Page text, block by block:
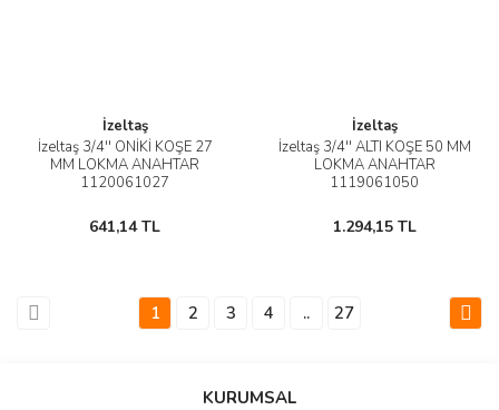
İzeltaş
İzeltaş 3/4'' ONİKİ KÖŞE 27
MM LOKMA ANAHTAR
1120061027
641,14 TL
İzeltaş
İzeltaş 3/4'' ALTI KÖŞE 50 MM
LOKMA ANAHTAR
1119061050
1.294,15 TL
1 2 3 4 .. 27
KURUMSAL